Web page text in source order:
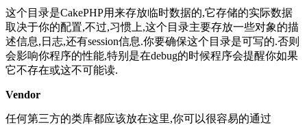
这个目录是CakePHP用来存放临时数据的,它存储的实际数据
取决于你的配置,不过,习惯上,这个目录主要存放一些对象的描
述信息,日志,还有session信息.你要确保这个目录是可写的.否则
会影响你程序的性能,特别是在debug的时候程序会提醒你如果
它不存在或这不可能读.
Vendor
任何第三方的类库都应该放在这里,你可以很容易的通过